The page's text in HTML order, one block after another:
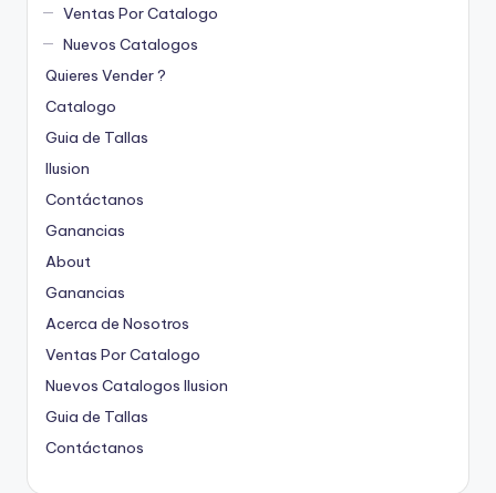
Ventas Por Catalogo
Nuevos Catalogos
Quieres Vender ?
Catalogo
Guia de Tallas
Ilusion
Contáctanos
Ganancias
About
Ganancias
Acerca de Nosotros
Ventas Por Catalogo
Nuevos Catalogos Ilusion
Guia de Tallas
Contáctanos